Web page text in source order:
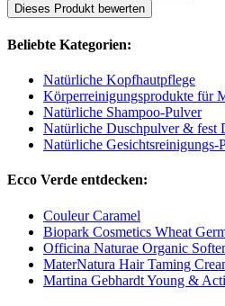
Dieses Produkt bewerten
Beliebte Kategorien:
Natürliche Kopfhautpflege
Körperreinigungsprodukte für
Natürliche Shampoo-Pulver
Natürliche Duschpulver & fest
Natürliche Gesichtsreinigungs-
Ecco Verde entdecken:
Couleur Caramel
Biopark Cosmetics Wheat
Officina Naturae Organic
MaterNatura Hair Taming
Martina Gebhardt Young &